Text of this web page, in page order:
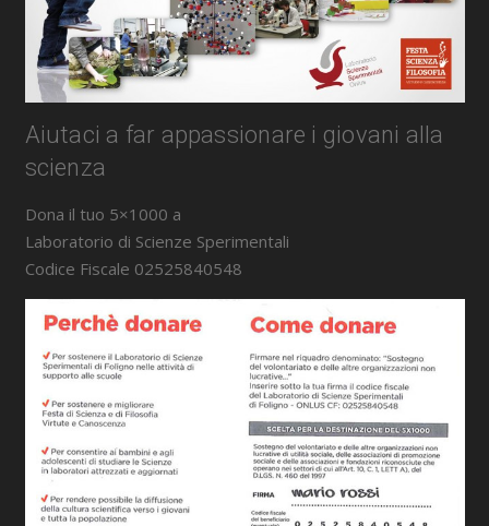
Aiutaci a far appassionare i giovani alla
scienza
Dona il tuo 5×1000 a
Laboratorio di Scienze Sperimentali
Codice Fiscale 02525840548